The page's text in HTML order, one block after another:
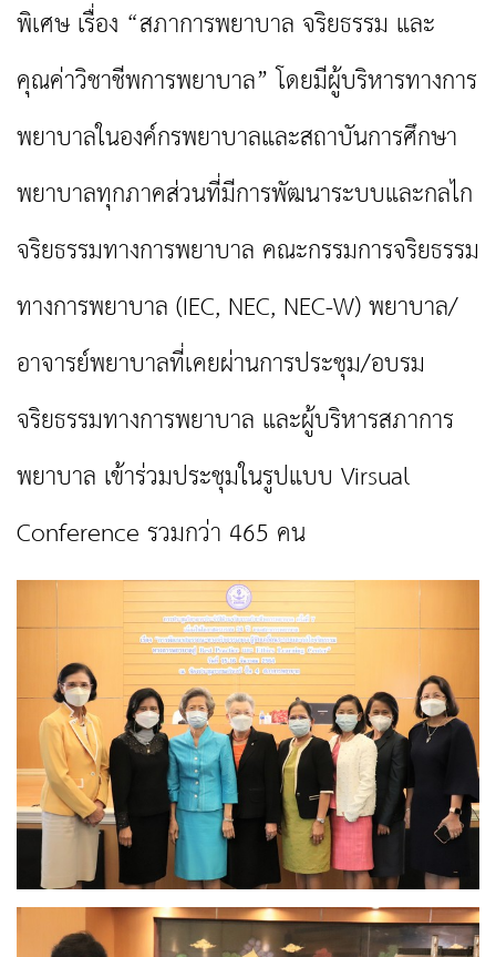
พิเศษ เรื่อง “สภาการพยาบาล จริยธรรม และ
คุณค่าวิชาชีพการพยาบาล” โดยมีผู้บริหารทางการ
พยาบาลในองค์กรพยาบาลและสถาบันการศึกษา
พยาบาลทุกภาคส่วนที่มีการพัฒนาระบบและกลไก
จริยธรรมทางการพยาบาล คณะกรรมการจริยธรรม
ทางการพยาบาล (IEC, NEC, NEC-W) พยาบาล/
อาจารย์พยาบาลที่เคยผ่านการประชุม/อบรม
จริยธรรมทางการพยาบาล และผู้บริหารสภาการ
พยาบาล เข้าร่วมประชุมในรูปแบบ Virsual
Conference รวมกว่า 465 คน